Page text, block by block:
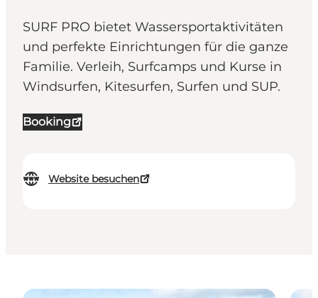
SURF PRO bietet Wassersportaktivitäten
und perfekte Einrichtungen für die ganze
Familie. Verleih, Surfcamps und Kurse in
Windsurfen, Kitesurfen, Surfen und SUP.
Booking
Website besuchen